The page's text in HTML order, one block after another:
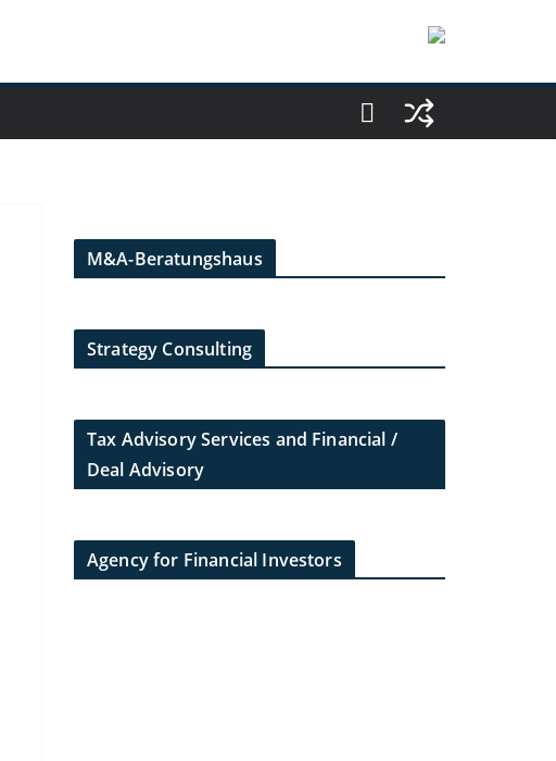
M&A-Beratungshaus
Strategy Consulting
Tax Advisory Services and Financial /
Deal Advisory
Agency for Financial Investors